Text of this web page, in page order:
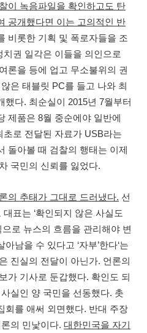
이 녹음파일을 확인하고도 탄
공개했다면 이는 고의적인 반
비롯한 기획 및 폭로자들을 조
치권 일각은 이들을 의인으로
론을 등에 업고 무소불위의 권
은 태블릿 PC를 들고 나와 최
했다. 최순실이 2015년 7월부터
제품은 8월 중순에야 일반에
초로 전달된 자료가 USB라는
돌아볼 때 검찰의 행태는 이제
국민의 신뢰를 잃었다.
의 추태가 그대로 드러냈다. 선
대표는 ‘확인되지 않은 사실도
으로 뉴스의 흐름을 관리해야 변
아남을 수 있다고 ‘자부’한다‘는
진실의 전달이 아닌가. 언론의
가 기사로 둔갑했다. 확인도 되
실인 양 국민을 선동했다. 촛
회를 애써 외면했다. 반대 주장
의 민낯이다. 대한민국을 자기